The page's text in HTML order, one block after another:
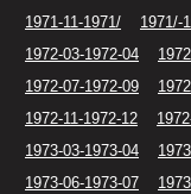
1971-11-1971/
1971/-
1972-03-1972-04
1972-07-1972-09
1972-11-1972-12
1973-03-1973-04
1973-06-1973-07